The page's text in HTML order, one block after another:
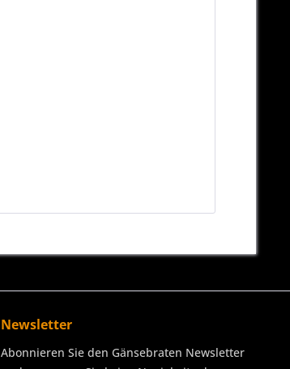
Newsletter
Abonnieren Sie den Gänsebraten Newsletter